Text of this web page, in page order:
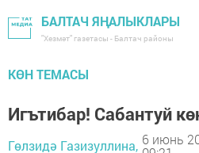
БАЛТАЧ ЯҢАЛЫКЛАРЫ
"Хезмәт" газетасы - Балтач районы
КӨН ТЕМАСЫ
Игътибар! Сабантуй
Гөлзидә Газизуллина, 6 июнь